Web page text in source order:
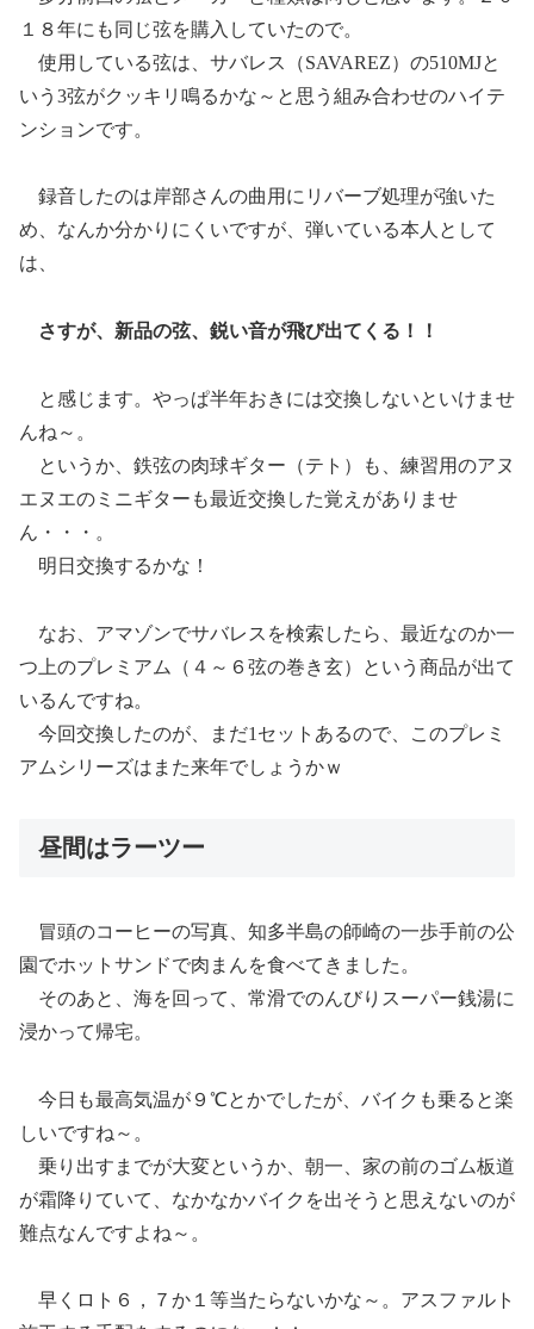
１８年にも同じ弦を購入していたので。
使用している弦は、サバレス（SAVAREZ）の510MJと
いう3弦がクッキリ鳴るかな～と思う組み合わせのハイテ
ンションです。
録音したのは岸部さんの曲用にリバーブ処理が強いた
め、なんか分かりにくいですが、弾いている本人として
は、
さすが、新品の弦、鋭い音が飛び出てくる！！
と感じます。やっぱ半年おきには交換しないといけませ
んね～。
というか、鉄弦の肉球ギター（テト）も、練習用のアヌ
エヌエのミニギターも最近交換した覚えがありませ
ん・・・。
明日交換するかな！
なお、アマゾンでサバレスを検索したら、最近なのか一
つ上のプレミアム（４～６弦の巻き玄）という商品が出て
いるんですね。
今回交換したのが、まだ1セットあるので、このプレミ
アムシリーズはまた来年でしょうかｗ
昼間はラーツー
冒頭のコーヒーの写真、知多半島の師崎の一歩手前の公
園でホットサンドで肉まんを食べてきました。
そのあと、海を回って、常滑でのんびりスーパー銭湯に
浸かって帰宅。
今日も最高気温が９℃とかでしたが、バイクも乗ると楽
しいですね～。
乗り出すまでが大変というか、朝一、家の前のゴム板道
が霜降りていて、なかなかバイクを出そうと思えないのが
難点なんですよね～。
早くロト６，７か１等当たらないかな～。アスファルト